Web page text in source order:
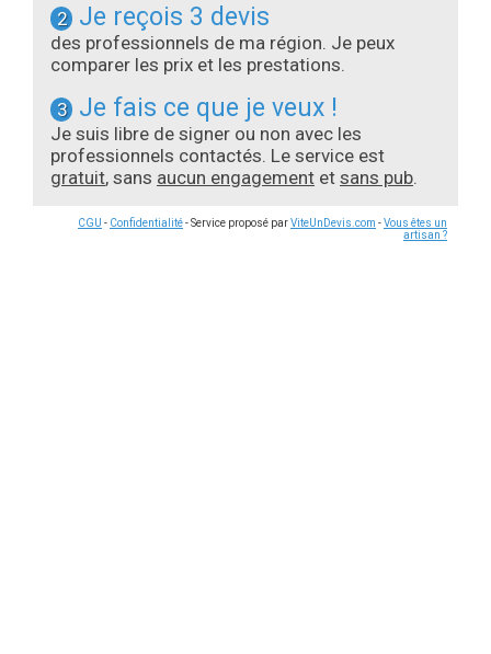
2 Je reçois 3 devis
des professionnels de ma région. Je peux
comparer les prix et les prestations.
3 Je fais ce que je veux !
Je suis libre de signer ou non avec les
professionnels contactés. Le service est
gratuit, sans aucun engagement et sans pub.
CGU - Confidentialité- Service proposé parViteUnDevis.com -Vous êtes un
artisan ?